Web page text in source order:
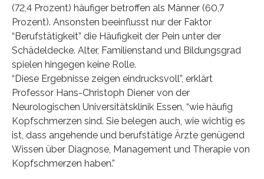
(72,4 Prozent) häufiger betroffen als Männer (60,7
Prozent). Ansonsten beeinflusst nur der Faktor
“Berufstätigkeit” die Häufigkeit der Pein unter der
Schädeldecke. Alter, Familienstand und Bildungsgrad
spielen hingegen keine Rolle.
“Diese Ergebnisse zeigen eindrucksvoll”, erklärt
Professor Hans-Christoph Diener von der
Neurologischen Universitätsklinik Essen, “wie häufig
Kopfschmerzen sind. Sie belegen auch, wie wichtig es
ist, dass angehende und berufstätige Ärzte genügend
Wissen über Diagnose, Management und Therapie von
Kopfschmerzen haben.”